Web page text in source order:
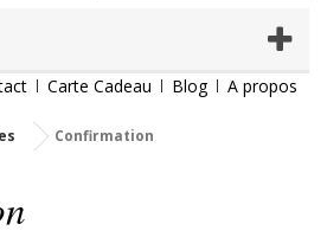
Carte Cadeau Blog A propos
Confirmation